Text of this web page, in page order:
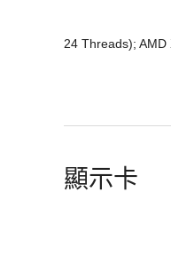
24 Threads);
顯示卡